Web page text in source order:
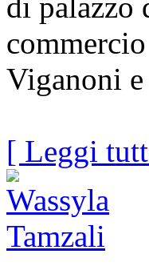
di palazzo
Viganoni
[ Leggi